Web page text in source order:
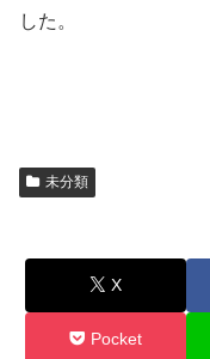
した。
未分類
X
Pocket